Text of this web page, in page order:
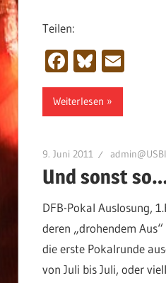
Teilen:
Facebook
Bluesky
Email
Weiterlesen
9. Juni 2011
Und sonst
DFB-Pokal Auslosung,
deren „drohendem
die erste Pokalrunde
von Juli bis Juli, oder